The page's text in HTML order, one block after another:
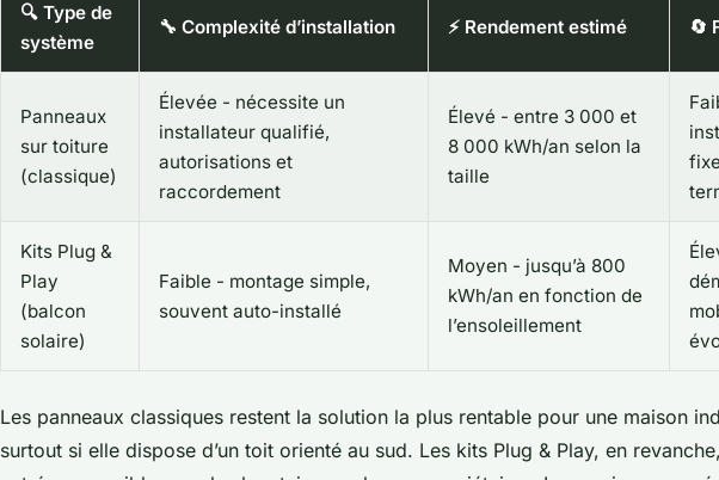
🔍 Type de
système
🔧 Complexité d’installation ⚡ Rendement estimé 🔄
Panneaux
sur toiture
(classique)
Élevée - nécessite un
installateur qualifié,
autorisations et
raccordement
Élevé - entre 3 000 et
8 000 kWh/an selon la
taille
Kits Plug &
Play
(balcon
solaire)
Faible - montage simple,
souvent auto-installé
Moyen - jusqu’à 800
kWh/an en fonction de
l’ensoleillement
Les panneaux classiques restent la solution la plus rentable pour une maison
surtout si elle dispose d’un toit orienté au sud. Les kits Plug & Play, en